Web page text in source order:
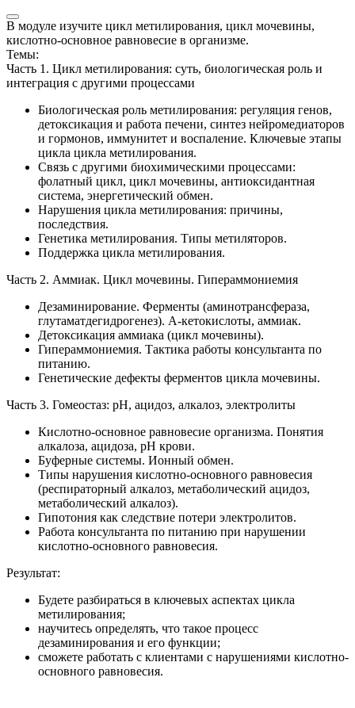
В модуле изучите цикл метилирования, цикл мочевины,
кислотно-основное равновесие в организме.
Темы:
Часть 1. Цикл метилирования: суть, биологическая роль и
интеграция с другими процессами
Биологическая роль метилирования: регуляция генов,
детоксикация и работа печени, синтез нейромедиаторов
и гормонов, иммунитет и воспаление. Ключевые этапы
цикла цикла метилирования.
Связь с другими биохимическими процессами:
фолатный цикл, цикл мочевины, антиоксидантная
система, энергетический обмен.
Нарушения цикла метилирования: причины,
последствия.
Генетика метилирования. Типы метиляторов.
Поддержка цикла метилирования.
Часть 2. Аммиак. Цикл мочевины. Гипераммониемия
Дезаминирование. Ферменты (аминотрансфераза,
глутаматдегидрогенез). А-кетокислоты, аммиак.
Детоксикация аммиака (цикл мочевины).
Гипераммониемия. Тактика работы консультанта по
питанию.
Генетические дефекты ферментов цикла мочевины.
Часть 3. Гомеостаз: рН, ацидоз, алкалоз, электролиты
Кислотно-основное равновесие организма. Понятия
алкалоза, ацидоза, pH крови.
Буферные системы. Ионный обмен.
Типы нарушения кислотно-основного равновесия
(респираторный алкалоз, метаболический ацидоз,
метаболический алкалоз).
Гипотония как следствие потери электролитов.
Работа консультанта по питанию при нарушении
кислотно-основного равновесия.
Результат:
Будете разбираться в ключевых аспектах цикла
метилирования;
научитесь определять, что такое процесс
дезаминирования и его функции;
сможете работать с клиентами с нарушениями кислотно-
основного равновесия.